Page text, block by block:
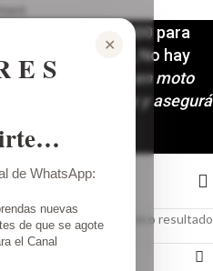
✕
irte…
de WhatsApp:
nuevas
de que se agote
el Canal
6 (mínimo $100.000 para
sin interés, No hay
y envíos en moto
¡Comprá hoy y asegurá
Mostrando el único resultado